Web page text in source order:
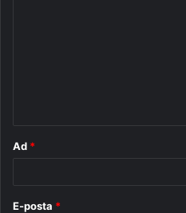
Ad *
E-posta *